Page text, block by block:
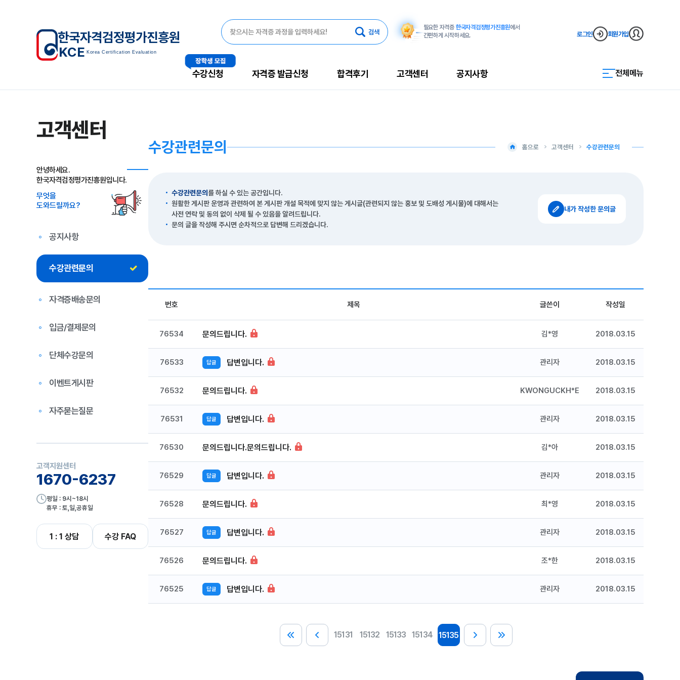
한국자격검정평가진흥원
KCE Korea Certification Evaluation
찾으시는 자격증 과정을 입력하세요!
필요한 자격증 한국자격검정평가진흥원에서
간편하게 시작하세요.
로그인 회원가입
수강신청 자격증 발급신청 합격후기 고객센터 공지사항 전체메뉴
고객센터
안녕하세요.
한국자격검정평가진흥원입니다.
무엇을
도와드릴까요?
공지사항
수강관련문의
자격증배송문의
입금/결제문의
단체수강문의
이벤트게시판
자주묻는질문
고객지원센터
1670-6237
평일 : 9시~18시
휴무 : 토,일,공휴일
1 : 1 상담 수강 FAQ
수강관련문의 홈으로 고객센터 수강관련문의
수강관련문의를 하실 수 있는 공간입니다.
원활한 게시판 운영과 관련하여 본 게시판 개설 목적에 맞지 않는 게시글(관련되지 않는 홍보 및 도배성 게시물)에 대해서는
사전 연락 및 동의 없이 삭제 될 수 있음을 알려드립니다.
문의 글을 작성해 주시면 순차적으로 답변해 드리겠습니다.
내가 작성한 문의글
번호 제목 글쓴이 작성일
76534 문의드립니다. 김*영 2018.03.15
76533 답글 답변입니다. 관리자 2018.03.15
76532 문의드립니다. KWONGUCKH*E 2018.03.15
76531 답글 답변입니다. 관리자 2018.03.15
76530 문의드립니다.문의드립니다. 김*아 2018.03.15
76529 답글 답변입니다. 관리자 2018.03.15
76528 문의드립니다. 최*영 2018.03.15
76527 답글 답변입니다. 관리자 2018.03.15
76526 문의드립니다. 조*한 2018.03.15
76525 답글 답변입니다. 관리자 2018.03.15
15131 15132 15133 15134 15135